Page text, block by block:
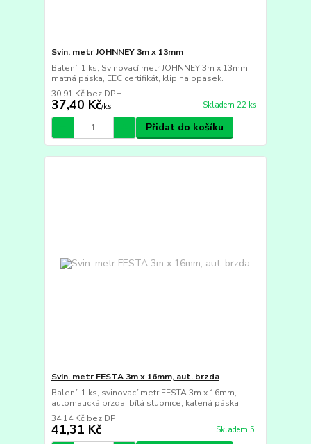
Svin. metr JOHNNEY 3m x 13mm
Balení: 1 ks, Svinovací metr JOHNNEY 3m x 13mm,
matná páska, EEC certifikát, klip na opasek.
37,40 Kč/ks
30,91 Kč bez DPH
Skladem 22 ks
Přidat do košíku
Svin. metr FESTA 3m x 16mm, aut. brzda
Balení: 1 ks, svinovací metr FESTA 3m x 16mm,
automatická brzda, bílá stupnice, kalená páska
41,31 Kč
34,14 Kč bez DPH
Skladem 5